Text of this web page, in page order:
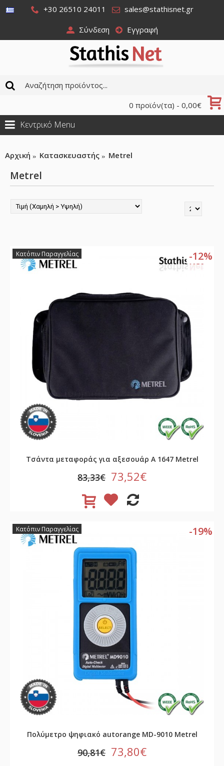
+30 26510 24011 sales@stathisnet.gr
Σύνδεση Εγγραφή
0 προϊόν(τα) - 0,00€
Κεντρικό Menu
Αρχική Κατασκευαστής Metrel
Metrel
-12%
Κατόπιν Παραγγελίας
Τσάντα μεταφοράς για αξεσουάρ A 1647 Metrel
83,33€ 73,52€
-19%
Κατόπιν Παραγγελίας
Πολύμετρο ψηφιακό autorange MD-9010 Metrel
90,81€ 73,80€